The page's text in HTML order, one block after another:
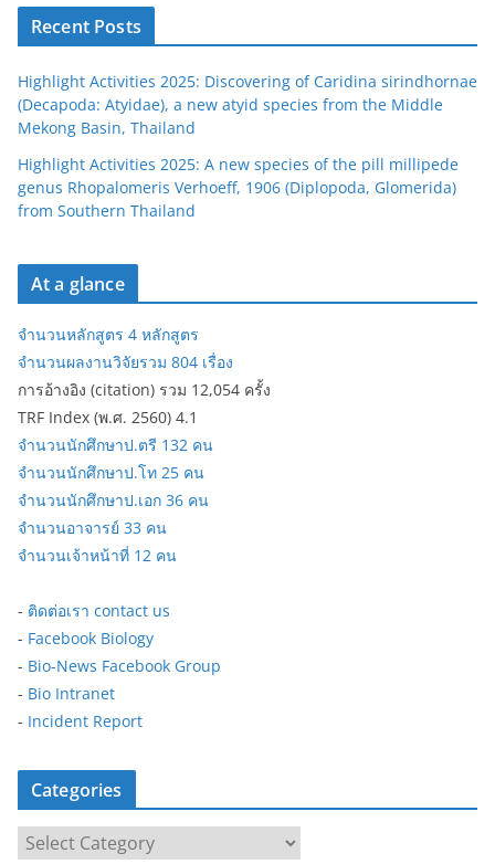
Recent Posts
Highlight Activities 2025: Discovering of Caridina sirindhornae
(Decapoda: Atyidae), a new atyid species from the Middle
Mekong Basin, Thailand
Highlight Activities 2025: A new species of the pill millipede
genus Rhopalomeris Verhoeff, 1906 (Diplopoda, Glomerida)
from Southern Thailand
At a glance
จำนวนหลักสูตร 4 หลักสูตร
จำนวนผลงานวิจัยรวม 804 เรื่อง
การอ้างอิง (citation) รวม 12,054 ครั้ง
TRF Index (พ.ศ. 2560) 4.1
จำนวนนักศึกษาป.ตรี 132 คน
จำนวนนักศึกษาป.โท 25 คน
จำนวนนักศึกษาป.เอก 36 คน
จำนวนอาจารย์ 33 คน
จำนวนเจ้าหน้าที่ 12 คน
- ติดต่อเรา contact us
- Facebook Biology
- Bio-News Facebook Group
- Bio Intranet
- Incident Report
Categories